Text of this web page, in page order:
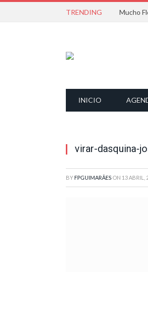
TRENDING
INICIO
virar-dasquina-
BY FPGUIMARÃES ON 13 ABRIL,